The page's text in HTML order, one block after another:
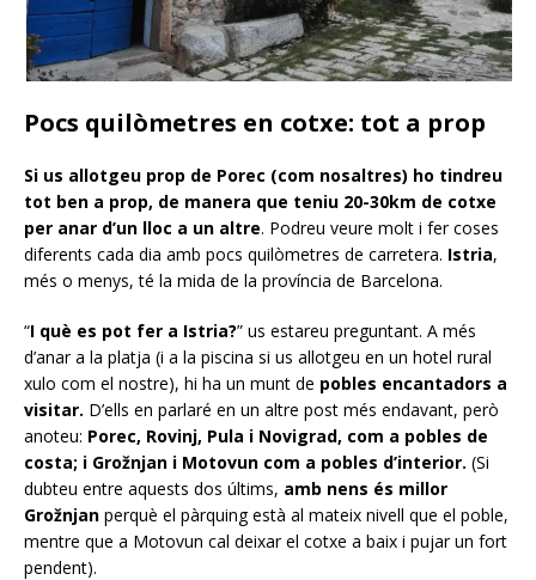
Pocs quilòmetres en cotxe: tot a prop
Si us allotgeu prop de Porec (com nosaltres) ho tindreu
tot ben a prop, de manera que teniu 20-30km de cotxe
per anar d’un lloc a un altre. Podreu veure molt i fer coses
diferents cada dia amb pocs quilòmetres de carretera. Istria,
més o menys, té la mida de la província de Barcelona.
“I què es pot fer a Istria?” us estareu preguntant. A més
d’anar a la platja (i a la piscina si us allotgeu en un hotel rural
xulo com el nostre), hi ha un munt de pobles encantadors a
visitar. D’ells en parlaré en un altre post més endavant, però
anoteu: Porec, Rovinj, Pula i Novigrad, com a pobles de
costa; i Grožnjan i Motovun com a pobles d’interior. (Si
dubteu entre aquests dos últims, amb nens és millor
Grožnjan perquè el pàrquing està al mateix nivell que el poble,
mentre que a Motovun cal deixar el cotxe a baix i pujar un fort
pendent).